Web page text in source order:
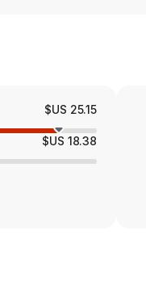
25.15 US$
18.38 US$